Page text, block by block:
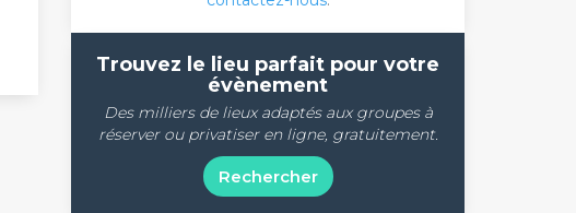
Trouvez le lieu parfait pour votre
évènement
Des milliers de lieux adaptés aux groupes à
réserver ou privatiser en ligne, gratuitement.
Rechercher